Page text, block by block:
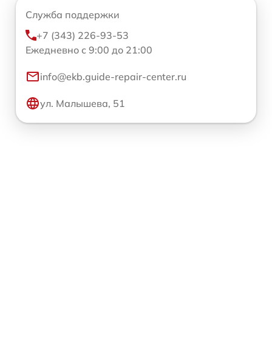
Служба поддержки
+7 (343) 226-93-53
Ежедневно с 9:00 до 21:00
info@ekb.guide-repair-center.ru
ул. Малышева, 51